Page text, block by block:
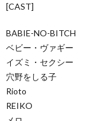
[CAST]
BABIE-NO-BITCH
ベビー・ヴァギー
イズミ・セクシー
穴野をしる子
Rioto
REIKO